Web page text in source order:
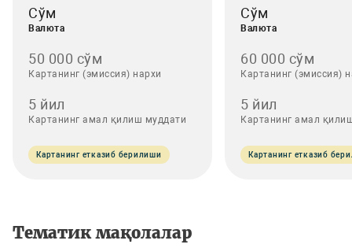
Сўм
Валюта
50 000 cўм
Картанинг (эмиссия) нархи
5 йил
Картанинг амал қилиш муддати
Картанинг етказиб берилиши
Сўм
Валюта
60 000 cўм
Картанинг (эмиссия)
5 йил
Картанинг амал
Картанинг етказиб
Тематик мақолалар